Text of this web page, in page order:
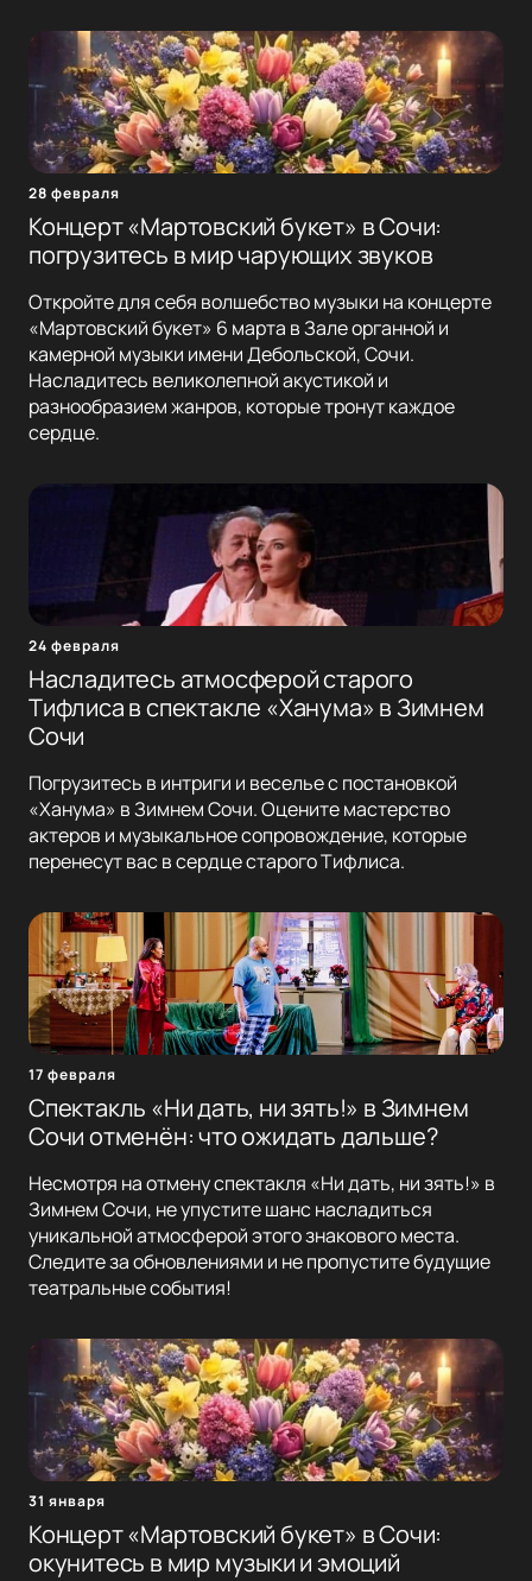
28 февраля
Концерт «Мартовский букет» в Сочи:
погрузитесь в мир чарующих звуков
Откройте для себя волшебство музыки на концерте
«Мартовский букет» 6 марта в Зале органной и
камерной музыки имени Дебольской, Сочи.
Насладитесь великолепной акустикой и
разнообразием жанров, которые тронут каждое
сердце.
24 февраля
Насладитесь атмосферой старого
Тифлиса в спектакле «Ханума» в Зимнем
Сочи
Погрузитесь в интриги и веселье с постановкой
«Ханума» в Зимнем Сочи. Оцените мастерство
актеров и музыкальное сопровождение, которые
перенесут вас в сердце старого Тифлиса.
17 февраля
Спектакль «Ни дать, ни зять!» в Зимнем
Сочи отменён: что ожидать дальше?
Несмотря на отмену спектакля «Ни дать, ни зять!» в
Зимнем Сочи, не упустите шанс насладиться
уникальной атмосферой этого знакового места.
Следите за обновлениями и не пропустите будущие
театральные события!
31 января
Концерт «Мартовский букет» в Сочи:
окунитесь в мир музыки и эмоций